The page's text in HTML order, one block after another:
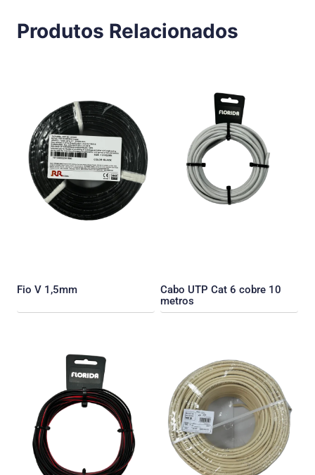
Produtos Relacionados
Fio V 1,5mm
Cabo UTP Cat 6 cobre 10
metros